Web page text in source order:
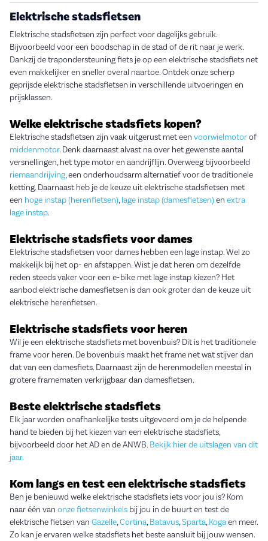
Elektrische stadsfietsen
Elektrische stadsfietsen zijn perfect voor dagelijks gebruik.
Bijvoorbeeld voor een boodschap in de stad of de rit naar je werk.
Dankzij de trapondersteuning fiets je op een elektrische stadsfiets net
even makkelijker en sneller overal naartoe. Ontdek onze scherp
geprijsde elektrische stadsfietsen in verschillende uitvoeringen en
prijsklassen.
Welke elektrische stadsfiets kopen?
Elektrische stadsfietsen zijn vaak uitgerust met een voorwielmotorof
middenmotor. Denk daarnaast alvast na over het gewenste aantal
versnellingen, het type motor en aandrijflijn. Overweeg bijvoorbeeld
riemaandrijving, een onderhoudsarm alternatief voor de traditionele
ketting. Daarnaast heb je de keuze uit elektrische stadsfietsen met
een hoge instap (herenfietsen),lage instap (damesfietsen) en extra
lage instap.
Elektrische stadsfiets voor dames
Elektrische stadsfietsen voor dames hebben een lage instap. Wel zo
makkelijk bij het op- en afstappen. Wist je dat heren om dezelfde
reden steeds vaker voor een e-bike met lage instap kiezen? Het
aanbod elektrische damesfietsen is dan ook groter dan de keuze uit
elektrische herenfietsen.
Elektrische stadsfiets voor heren
Wil je een elektrische stadsfiets met bovenbuis? Dit is het traditionele
frame voor heren. De bovenbuis maakt het frame net wat stijver dan
dat van een damesfiets. Daarnaast zijn de herenmodellen meestal in
grotere framematen verkrijgbaar dan damesfietsen.
Beste elektrische stadsfiets
Elk jaar worden onafhankelijke tests uitgevoerd om je de helpende
hand te bieden bij het kiezen van een elektrische stadsfiets,
bijvoorbeeld door het AD en de ANWB. Bekijk hier de uitslagen van dit
jaar.
Kom langs en test een elektrische stadsfiets
Ben je benieuwd welke elektrische stadsfiets iets voor jou is? Kom
naar één van onze fietsenwinkels bij jou in de buurt en test de
elektrische fietsen van Gazelle,Cortina,Batavus,Sparta,Kogaen meer.
Zo kan je ervaren welke stadsfiets het beste aansluit bij jouw wensen.